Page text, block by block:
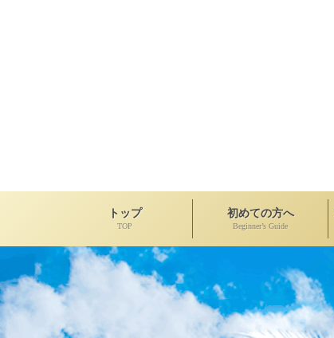
トップ
TOP
初めての方へ
Beginner’s Guide